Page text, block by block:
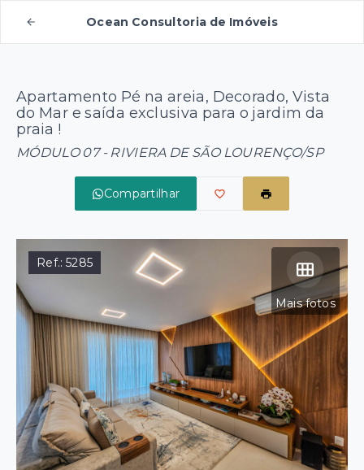
Ocean Consultoria de Imóveis
Apartamento Pé na areia, Decorado, Vista
do Mar e saída exclusiva para o jardim da
praia !
MÓDULO 07 - RIVIERA DE SÃO LOURENÇO/SP
Compartilhar
Mais fotos
Ref.:5285